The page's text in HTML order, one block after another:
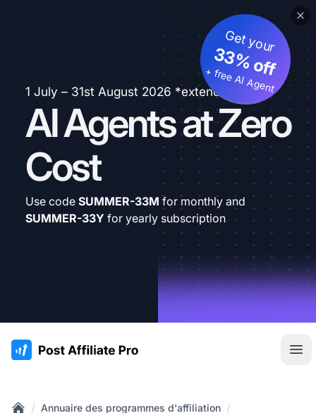
1 July – 31st August 2026 *extended
AI Agents at Zero
Cost
Get your
33% off
+ free AI Agent
Use code SUMMER-33M for monthly and
SUMMER-33Y for yearly subscription
:site.title
/ Annuaire des programmes d'affiliation /